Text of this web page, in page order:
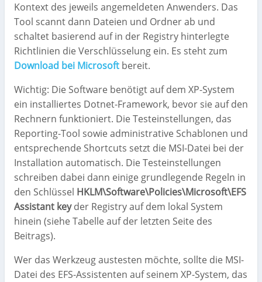
Kontext des jeweils angemeldeten Anwenders. Das
Tool scannt dann Dateien und Ordner ab und
schaltet basierend auf in der Registry hinterlegte
Richtlinien die Verschlüsselung ein. Es steht zum
Download bei Microsoft bereit.
Wichtig: Die Software benötigt auf dem XP-System
ein installiertes Dotnet-Framework, bevor sie auf den
Rechnern funktioniert. Die Testeinstellungen, das
Reporting-Tool sowie administrative Schablonen und
entsprechende Shortcuts setzt die MSI-Datei bei der
Installation automatisch. Die Testeinstellungen
schreiben dabei dann einige grundlegende Regeln in
den Schlüssel HKLM\Software\Policies\Microsoft\EFS
Assistant keyder Registry auf dem lokal System
hinein (siehe Tabelle auf der letzten Seite des
Beitrags).
Wer das Werkzeug austesten möchte, sollte die MSI-
Datei des EFS-Assistenten auf seinem XP-System, das